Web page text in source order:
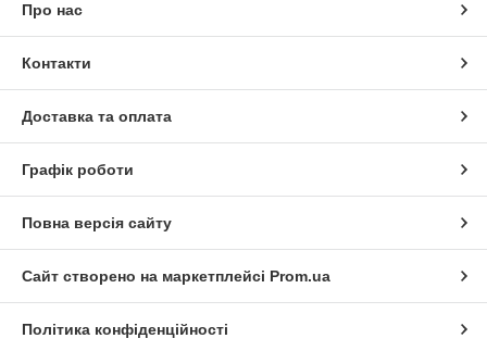
Про нас
Контакти
Доставка та оплата
Графік роботи
Повна версія сайту
Сайт створено на маркетплейсі Prom.ua
Політика конфіденційності